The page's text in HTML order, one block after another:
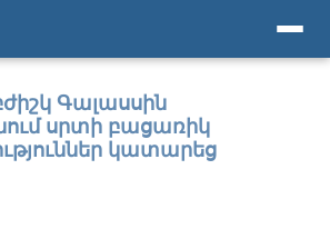
Գալասսին
սրտի բացառիկ
կատարեց